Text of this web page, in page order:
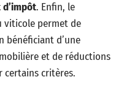
. Enfin, le
permet de
bénéficiant d’une
et de réductions
certains critères.